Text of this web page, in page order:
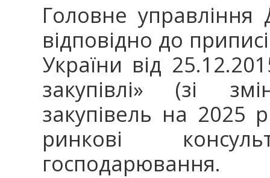
Головне управління
відповідно до
України від
закупівлі» (зі
закупівель на 2025
ринкові
господарювання.